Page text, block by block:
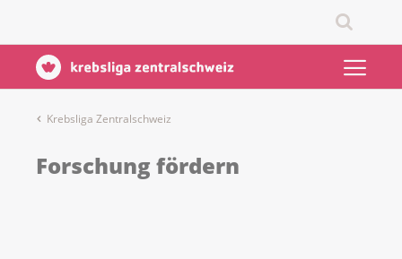
Krebsliga Zentralschweiz
Forschung fördern